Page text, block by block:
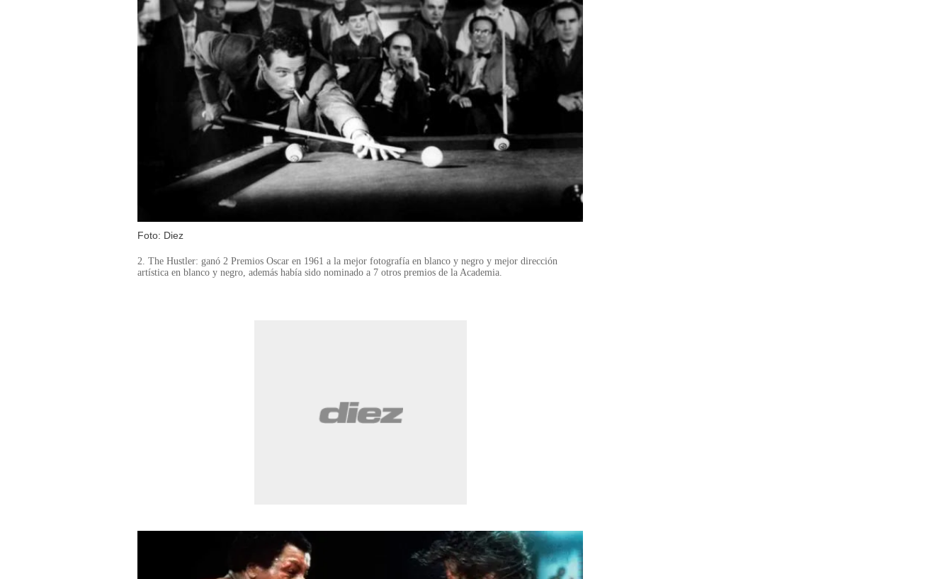
Foto: Diez
2. The Hustler: ganó 2 Premios Oscar en 1961 a la mejor fotografía en blanco y negro y mejor dirección
artística en blanco y negro, además había sido nominado a 7 otros premios de la Academia.